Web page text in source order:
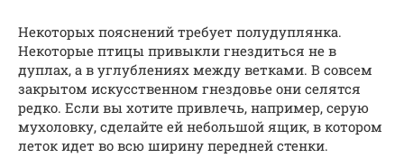
Некоторых пояснений требует полудуплянка.
Некоторые птицы привыкли гнездиться не в
дуплах, а в углублениях между ветками. В совсем
закрытом искусственном гнездовье они селятся
редко. Если вы хотите привлечь, например, серую
мухоловку, сделайте ей небольшой ящик, в котором
леток идет во всю ширину передней стенки.